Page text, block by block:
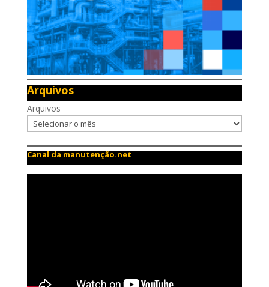
Arquivos
Arquivos
Canal da manutenção.net